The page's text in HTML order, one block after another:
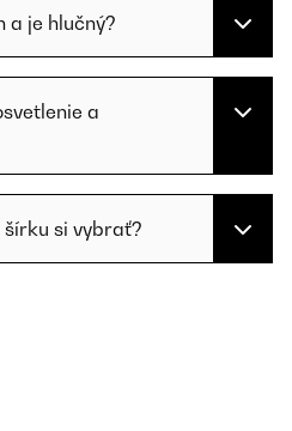
a je hlučný?
a
si vybrať?